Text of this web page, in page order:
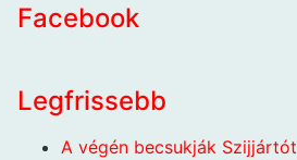
Facebook
Legfrissebb
A végén becsukják Szijjártót